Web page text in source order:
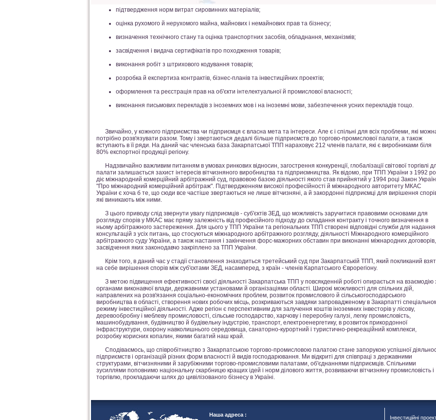
підтвердження норм витрат сировинних матеріалів;
оцінка рухомого й нерухомого майна, майнових і немайнових прав та бізнесу;
визначення технічного стану та оцінка транспортних засобів, обладнання, механізмів;
засвідчення і видача сертифікатів про походження товарів;
виконання робіт з штрихового кодування товарів;
розробка й експертиза контрактів, бізнес-планів та інвестиційних проектів;
оформлення та реєстрація прав на об'єкти інтелектуальної й промислової власності;
виконання письмових перекладів з іноземних мов і на іноземні мови, забезпечення усних перекладів тощо.
Звичайно, у кожного підприємства чи підприємця є власна мета та інтереси. Але є і спільні для всіх проблеми, які
потрібно розв'язувати разом. Тому і звертаються дедалі більше підприємств до торгово-промислової палати, а також
вступають в її ряди. На даний час членська база Закарпатської ТПП нараховує 212 членів палати, які є виробниками біля
80% експортної продукції регіону.
Надзвичайно важливим питанням в умовах ринкових відносин, загострення конкуренції, глобалізації світової торгівлі
палати залишається захист інтересів вітчизняного виробництва та підприємництва. Як відомо, при ТПП України з 1992
діє міжнародний комерційний арбітражний суд, правовою базою діяльності якого став прийнятий у 1994 році Закон
"Про міжнародний комерційний арбітраж". Підтвердженням високої професійності й міжнародного авторитету МКАС
України є хоча б те, що сюди все частіше звертаються не лише вітчизняні, а й закордонні підприємці для вирішення
які виникають між ними.
З цього приводу слід звернути увагу підприємців - суб'єктів ЗЕД, що можливість заручитися правовими основами для
розгляду спорів у МКАС має пряму залежність від професійного підходу до складання контракту і точного визначення в
ньому арбітражного застереження. Для цього у ТПП України та регіональних ТПП створені відповідні служби для надання
консультацій з усіх питань, що стосуються міжнародного арбітражного розгляду, діяльності Міжнародного комерційного
арбітражного суду України, а також настання і закінчення форс-мажорних обставин при виконанні міжнародних договорів,
засвідчення яких законодавчо закріплено за ТПП України.
Крім того, в даний час у стадії становлення знаходиться третейський суд при Закарпатській ТПП, який покликаний
на себе вирішення спорів між суб'єктами ЗЕД, насамперед, з країн - членів Карпатського Єврорегіону.
З метою підвищення ефективності своєї діяльності Закарпатська ТПП у повсякденній роботі опирається на взаємодію
органами виконавчої влади, державними установами й організаціями області. Широкі можливості для спільних дій,
направлених на розв'язання соціально-економічних проблем, розвиток промислового й сільськогосподарського
виробництва в області, створення нових робочих місць, розкриваються завдяки запровадженому в Закарпатті
режиму інвестиційної діяльності. Адже регіон є перспективним для залучення коштів іноземних інвесторів у лісову,
деревообробну і меблеву промисловості, сільське господарство, харчову і переробну галузі, легку промисловість,
машинобудування, будівництво й будівельну індустрію, транспорт, електроенергетику, в розвиток прикордонної
інфраструктури, охорону навколишнього середовища, санаторно-курортний і туристично-рекреаційний комплекси,
розробку корисних копалин, якими багатий наш край.
Сподіваємось, що співробітництво з Закарпатською торгово-промисловою палатою стане запорукою успішної
підприємств і організацій різних форм власності й видів господарювання. Ми відкриті для співпраці з державними
структурами, вітчизняними й зарубіжними торгово-промисловими палатами, об'єднаннями підприємців. Спільними
зусиллями поповнимо національну скарбницю кращих ідей і норм ділового життя, розвиваючи вітчизняну промисловість і
торгівлю, прокладаючи шлях до цивілізованого бізнесу в Україні.
Наша адреса : Інвестиційні